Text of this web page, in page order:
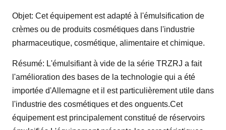
Objet: Cet équipement est adapté à l'émulsification de
crèmes ou de produits cosmétiques dans l'industrie
pharmaceutique, cosmétique, alimentaire et chimique.
Résumé: L'émulsifiant à vide de la série TRZRJ a fait
l'amélioration des bases de la technologie qui a été
importée d'Allemagne et il est particulièrement utile dans
l'industrie des cosmétiques et des onguents.Cet
équipement est principalement constitué de réservoirs